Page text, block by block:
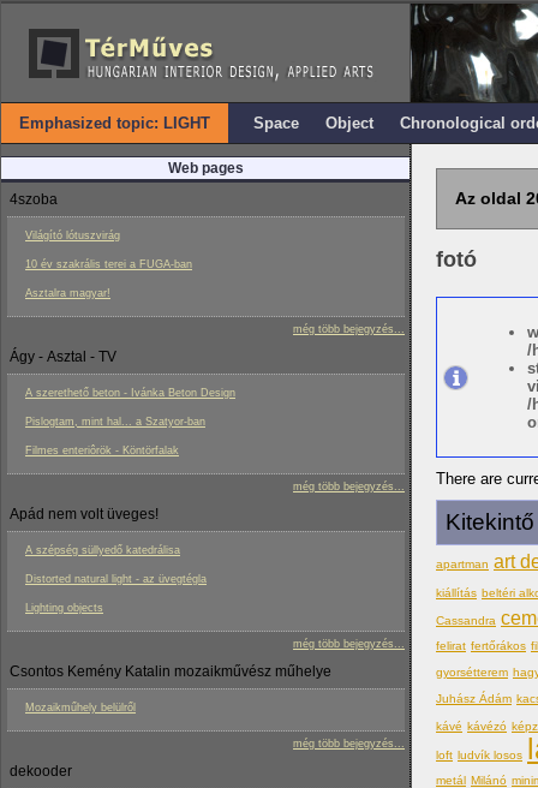
Emphasized topic: LIGHT Space Object Chronological
Web pages
4szoba
Világító lótuszvirág
10 év szakrális terei a FUGA-ban
Asztalra magyar!
még több bejegyzés...
Ágy - Asztal - TV
A szerethető beton - Ivánka Beton Design
Pislogtam, mint hal... a Szatyor-ban
Filmes enteriôrök - Köntörfalak
még több bejegyzés...
Apád nem volt üveges!
A szépség süllyedő katedrálisa
Distorted natural light - az üvegtégla
Lighting objects
még több bejegyzés...
Csontos Kemény Katalin mozaikművész műhelye
Mozaikműhely belülről
még több bejegyzés...
dekooder
Az oldal
fotó
/
/
There are
apartman art
kiállítás beltéri
Cassandra
felirat fertőrákos
gyorsétterem
Juhász Ádám
kávé kávézó
loft ludvík losos
metál Milánó